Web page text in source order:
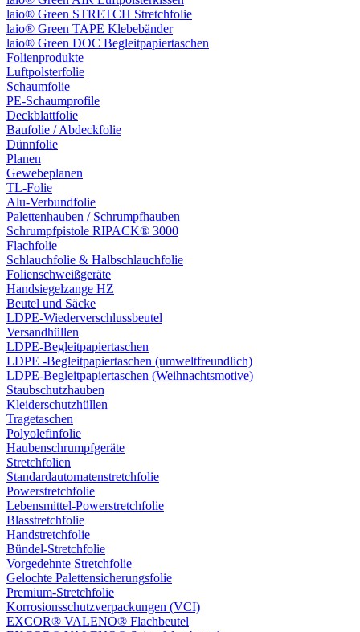
laio® Green STRETCH Stretchfolie
laio® Green TAPE Klebebänder
laio® Green DOC Begleitpapiertaschen
Folienprodukte
Luftpolsterfolie
Schaumfolie
PE-Schaumprofile
Deckblattfolie
Baufolie / Abdeckfolie
Dünnfolie
Planen
Gewebeplanen
TL-Folie
Alu-Verbundfolie
Palettenhauben / Schrumpfhauben
Schrumpfpistole RIPACK® 3000
Flachfolie
Schlauchfolie & Halbschlauchfolie
Folienschweißgeräte
Handsiegelzange HZ
Beutel und Säcke
LDPE-Wiederverschlussbeutel
Versandhüllen
LDPE-Begleitpapiertaschen
LDPE -Begleitpapiertaschen (umweltfreundlich)
LDPE-Begleitpapiertaschen (Weihnachtsmotive)
Staubschutzhauben
Kleiderschutzhüllen
Tragetaschen
Polyolefinfolie
Haubenschrumpfgeräte
Stretchfolien
Standardautomatenstretchfolie
Powerstretchfolie
Lebensmittel-Powerstretchfolie
Blasstretchfolie
Handstretchfolie
Bündel-Stretchfolie
Vorgedehnte Stretchfolie
Gelochte Palettensicherungsfolie
Premium-Stretchfolie
Korrosionsschutzverpackungen (VCI)
EXCOR® VALENO® Flachbeutel